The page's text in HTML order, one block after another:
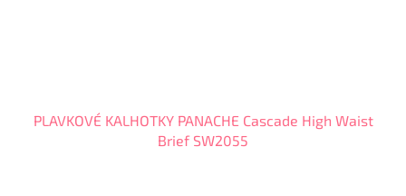
PLAVKOVÉ KALHOTKY PANACHE Cascade High Waist
Brief SW2055